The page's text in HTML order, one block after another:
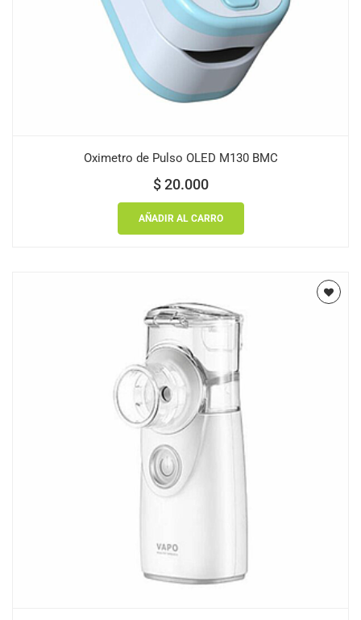
Oximetro de Pulso OLED M130 BMC
$20.000
AÑADIR AL CARRO